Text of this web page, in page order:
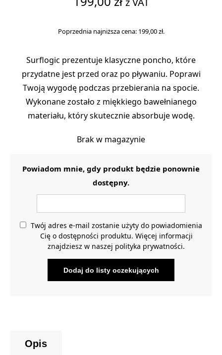
Poprzednia najniższa cena: 199,00zł.
Surflogic prezentuje klasyczne poncho, które
przydatne jest przed oraz po pływaniu. Poprawi
Twoją wygodę podczas przebierania na spocie.
Wykonane zostało z miękkiego bawełnianego
materiału, który skutecznie absorbuje wodę.
Brak w magazynie
Powiadom mnie, gdy produkt będzie ponownie
dostępny.
Twój adres e-mail zostanie użyty do powiadomienia
Cię o dostępności produktu. Więcej informacji
znajdziesz w naszej polityka prywatności.
Opis